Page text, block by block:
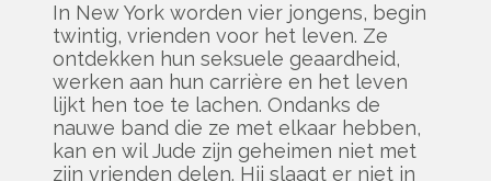
In New York worden vier jongens, begin
twintig, vrienden voor het leven. Ze
ontdekken hun seksuele geaardheid,
werken aan hun carrière en het leven
lijkt hen toe te lachen. Ondanks de
nauwe band die ze met elkaar hebben,
kan en wil Jude zijn geheimen niet met
zijn vrienden delen. Hij slaagt er niet in